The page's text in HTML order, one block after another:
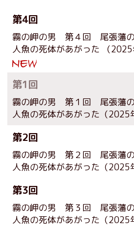
第4回
霧の岬の男 第４回 尾張藩の
人魚の死体があがった
（
第1回
霧の岬の男 第１回 尾張藩の
人魚の死体があがった （2025
第2回
霧の岬の男 第２回 尾張藩の
人魚の死体があがった （2025
第3回
霧の岬の男 第３回 尾張藩の
人魚の死体があがった （2025